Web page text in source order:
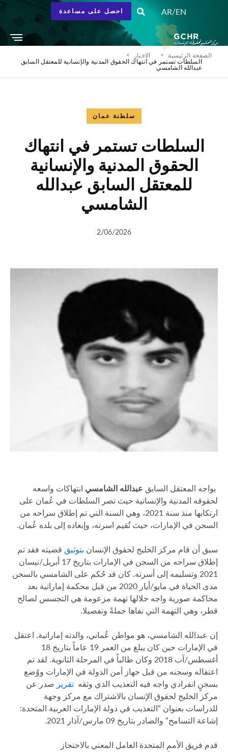
EN
/
AR احصل على مساعدة
الصفحة الرئيسية
الاخبار
السلطات تستمر في انتهاك الحقوق المدنية والإنسانية للمعتقل السابق
عبدالله الشامسي
سلطنة عمان
السلطات تستمر في انتهاك
الحقوق المدنية والإنسانية
للمعتقل السابق عبدالله
الشامسي
2/06/2026
يواجه المعتقل السابق عبدالله الشامسي انتهاكات واسعه
لحقوقه المدنية والإنسانية حيث تصر السلطات في عُمان على
ارتكابها منذ سنة 2021، وهي السنة التي تم إطلاق سراحه من
السجن في الإمارات، حيث تُقيم اسرته، وإبعاده إلى بلده عُمان.
سبق أن قام مركز الخليج لحقوق الإنسان بتوثيق قضيته فقد تم
إطلاق سراحه من السجن في الإمارات بتاريخ 17 أبريل/نيسان
2021 وتسليمه إلى أسرته. كان قد حُكم على الشامسي بالسجن
مدى الحياة في مايو/أيار 2020 من قبل محكمة إماراتية بعد
محاكمة صورية واجه خلالها تهمة مزعومة هي التجسس لصالح
قطر، وهي التهمة التي نفاها جملةً وتفصيلا.
إن عبدالله الشامسي، هو مواطن عُماني، والدته إماراتية. اعتقل
في الإمارات حين كان يبلغ من العمر 19 عاماً بتاريخ 18
أغسطس/آب 2018 وكان طالباً في المرحلة الثانوية. لقد تم
اعتقاله وسجنه من قبل جهاز أمن الدولة في الإمارات ووُضع
بسجنٍ انفرادي واجه فيه التعذيب الذي وثقه تقرير صدر عن
مركز الخليج لحقوق الإنسان بالاشتراك مع مركز وجهة
للدراسات بعنوان “التعذيب في دولة الإمارات العربية المتحدة:
إشاعة التسامح” والصادر بتاريخ 09 مارس/آذار 2021.
قدم فريق الأمم المتحدة العامل المعني بالاحتجاز